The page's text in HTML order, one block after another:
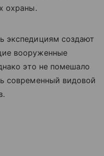
охраны.
экспедициям создают
вооруженные
это не помешало
современный видовой